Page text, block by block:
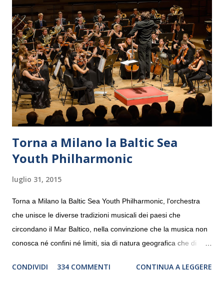
Torna a Milano la Baltic Sea
Youth Philharmonic
luglio 31, 2015
Torna a Milano la Baltic Sea Youth Philharmonic, l'orchestra
che unisce le diverse tradizioni musicali dei paesi che
circondano il Mar Baltico, nella convinzione che la musica non
conosca né confini né limiti, sia di natura geografica che di
debutterà il 10 settembre a Heiden, in Germania, e toccherà, in
CONDIVIDI 334 COMMENTI CONTINUA A LEGGERE